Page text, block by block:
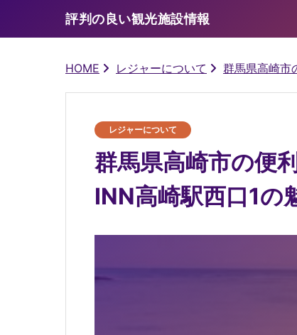
評判の良い観光施設情報
HOME レジャーについて 群馬県高崎市
レジャーについて
群馬県高崎市の便
INN高崎駅西口1の